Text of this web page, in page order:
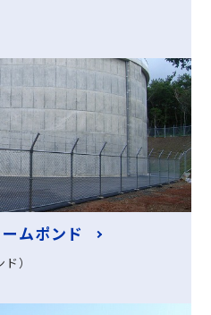
ムポンド
）